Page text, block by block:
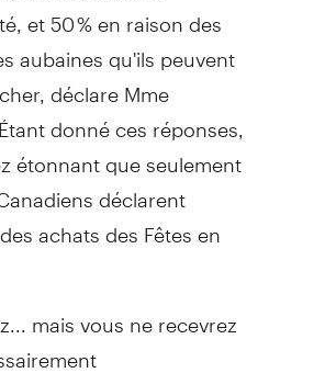
et 50 % en raison des
aubaines qu'ils peuvent
déclare Mme
donné ces réponses,
étonnant que seulement
déclarent
achats des Fêtes en
mais vous ne recevrez